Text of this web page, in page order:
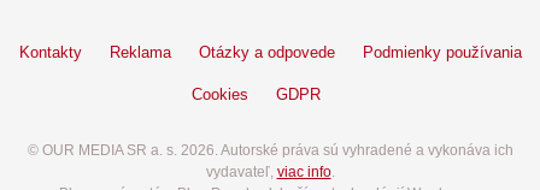
Kontakty Reklama Otázky a odpovede Podmienky používania
Cookies GDPR
© OUR MEDIA SR a. s. 2026. Autorské práva sú vyhradené a vykonáva ich
vydavateľ, viac info.